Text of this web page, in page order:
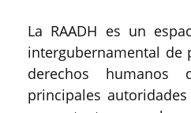
La RAADH es un
intergubernamental de
derechos
principales